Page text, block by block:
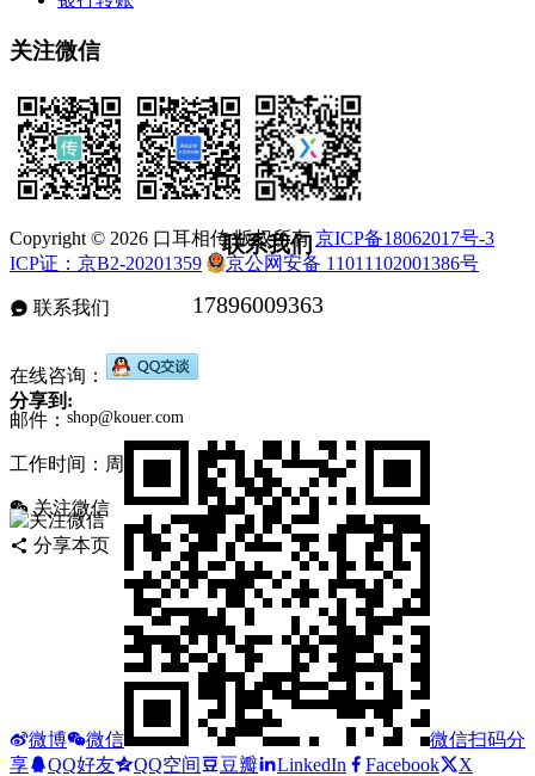
关注微信
Copyright © 2026 口耳相传 版权所有京ICP备18062017号-3
ICP证：京B2-20201359
京公网安备 11011102001386号
联系我们
联系我们
在线咨询：
邮件：
工作时间：周一至周五，9:30-17:30，节假日休息
关注微信
分享本页
分享到:
微博 微信
微信扫码分
享
QQ好友 QQ空间 豆瓣 LinkedIn Facebook X